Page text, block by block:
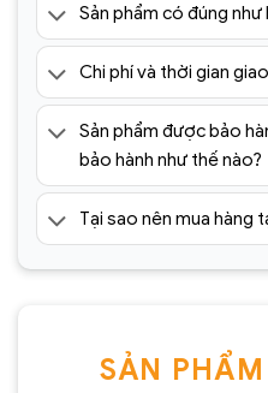
Sản phẩm có đúng như
Chi phí và thời gian
Sản phẩm được bảo
bảo hành như thế nào?
Tại sao nên mua hàng
SẢN